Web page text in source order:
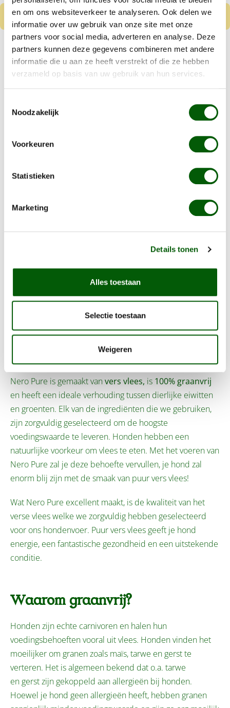
en om ons websiteverkeer te analyseren. Ook delen we
informatie over uw gebruik van onze site met onze
partners voor social media, adverteren en analyse. Deze
partners kunnen deze gegevens combineren met andere
informatie die u aan ze heeft verstrekt of die ze hebben
verzameld op basis van uw gebruik van hun services.
Noodzakelijk
Voorkeuren
Statistieken
Marketing
Details tonen
Alles toestaan
Selectie toestaan
Weigeren
Nero Gold Puppy
Kip & Rijst
€ 8,99
Gluten en tarwe vrij
Details
vers vlees?
de wolf en nog steeds delen honden en wolfen 99% van
hebben hedendaagse honden en oude wolven een
assortiment hondenvoer samengesteld dat is afgestemd
op de voedingsbehoeften van de hedendaagse honden.
[keuzehulp: Wil je weten welk voer het beste bij jouw
Nero Pure is gemaakt vanvers vlees, is 100% graanvrij
en heeft een ideale verhouding tussen dierlijke eiwitten
en groenten. Elk van de ingrediënten die we gebruiken,
zijn zorgvuldig geselecteerd om de hoogste
voedingswaarde te leveren. Honden hebben een
natuurlijke voorkeur om vlees te eten. Met het voeren van
Nero Pure zal je deze behoefte vervullen, je hond zal
enorm blij zijn met de smaak van puur vers vlees!
Wat Nero Pure excellent maakt, is de kwaliteit van het
verse vlees welke we zorgvuldig hebben geselecteerd
voor ons hondenvoer. Puur vers vlees geeft je hond
energie, een fantastische gezondheid en een uitstekende
conditie.
Waarom graanvrij?
Honden zijn echte carnivoren en halen hun
voedingsbehoeften vooral uit vlees. Honden vinden het
moeilijker om granen zoals maïs, tarwe en gerst te
verteren. Het is algemeen bekend dat o.a. tarwe
en gerst zijn gekoppeld aan allergieën bij honden.
Hoewel je hond geen allergieën heeft, hebben granen